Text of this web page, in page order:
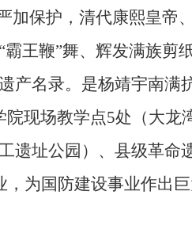
保护，清代康熙皇帝
王鞭”舞、辉发满族剪
产名录。是杨靖宇南满
现场教学点5处（大龙
遗址公园）、县级革命
为国防建设事业作出